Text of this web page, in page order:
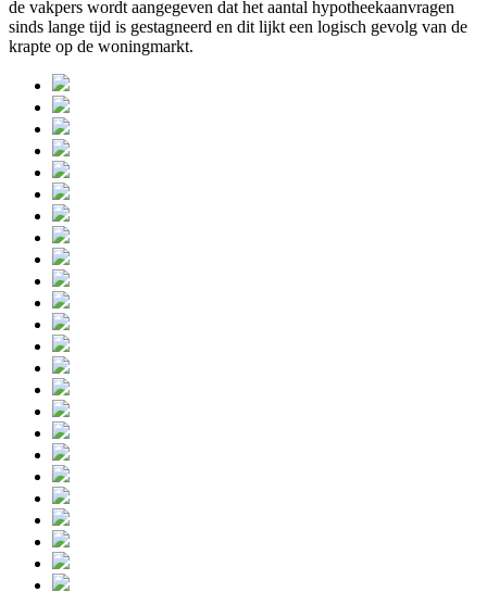
de vakpers wordt aangegeven dat het aantal hypotheekaanvragen
sinds lange tijd is gestagneerd en dit lijkt een logisch gevolg van de
krapte op de woningmarkt.